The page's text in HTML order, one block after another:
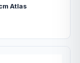
Atlas